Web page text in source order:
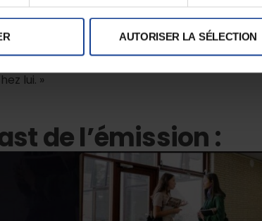
AUTORISER LA SÉLECTION
être lié à leur image ou à leur place
à tout, mais d’être là, ouvert, attentif,
« Ce qui compte le plus, rappelle
lui. »
de l’émission :